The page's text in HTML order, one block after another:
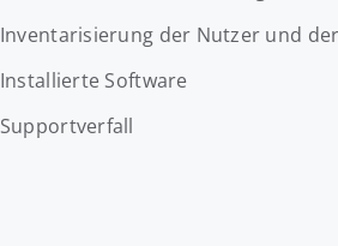
Inventarisierung der Nutzer und
Installierte Software
Supportverfall